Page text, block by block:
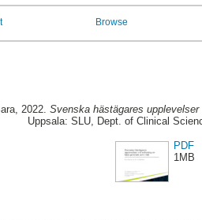
Browse
, 2022. Svenska hästägares
Uppsala: SLU, Dept. of Clinical
PDF
1MB